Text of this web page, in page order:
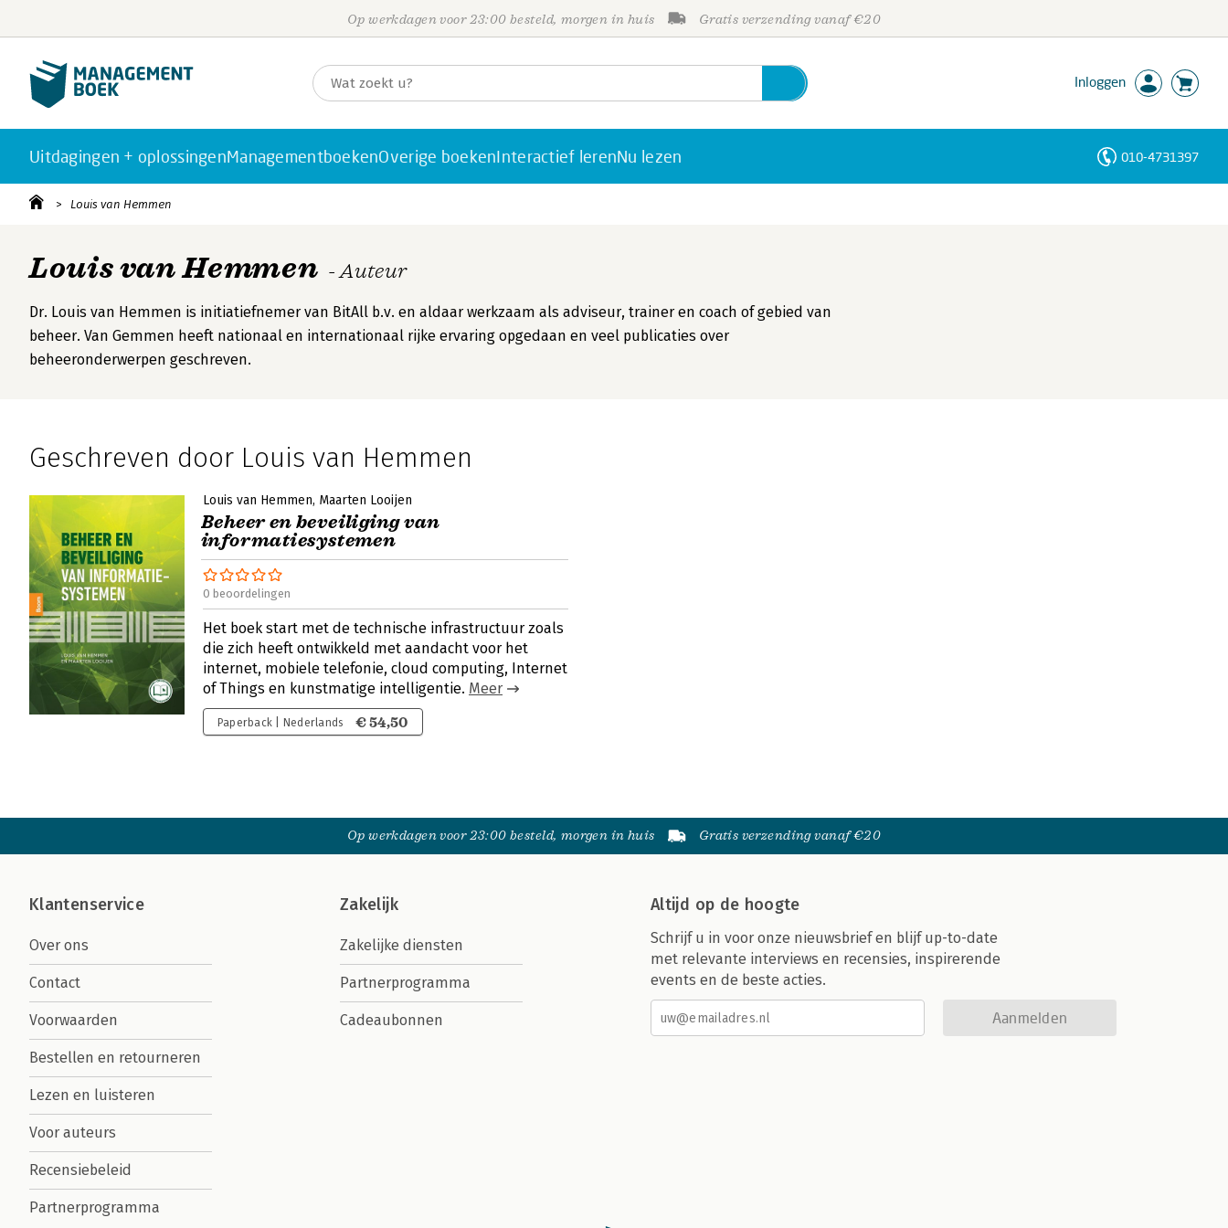
Op werkdagen voor 23:00 besteld, morgen in huis Gratis verzending vanaf €20
Inloggen
Uitdagingen + oplossingenManagementboekenOverige boekenInteractief lerenNu lezen 010-4731397
Louis van Hemmen
Louis van Hemmen - Auteur
Dr. Louis van Hemmen is initiatiefnemer van BitAll b.v. en aldaar werkzaam als adviseur, trainer en coach of gebied van
beheer. Van Gemmen heeft nationaal en internationaal rijke ervaring opgedaan en veel publicaties over
beheeronderwerpen geschreven.
Geschreven door Louis van Hemmen
Louis van Hemmen Maarten Looijen
Beheer en beveiliging van
informatiesystemen
0 beoordelingen
Het boek start met de technische infrastructuur zoals
die zich heeft ontwikkeld met aandacht voor het
internet, mobiele telefonie, cloud computing, Internet
of Things en kunstmatige intelligentie. Meer
Paperback | Nederlands € 54,50
Op werkdagen voor 23:00 besteld, morgen in huis Gratis verzending vanaf €20
Klantenservice
Over ons
Contact
Voorwaarden
Bestellen en retourneren
Lezen en luisteren
Voor auteurs
Recensiebeleid
Partnerprogramma
Zakelijk
Zakelijke diensten
Partnerprogramma
Cadeaubonnen
Altijd op de hoogte
Schrijf u in voor onze nieuwsbrief en blijf up-to-date
met relevante interviews en recensies, inspirerende
events en de beste acties.
Aanmelden
Personen